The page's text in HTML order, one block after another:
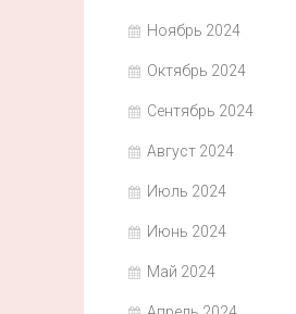
Ноябрь 2024
Октябрь 2024
Сентябрь 2024
Август 2024
Июль 2024
Июнь 2024
Май 2024